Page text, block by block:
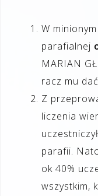
W
parafialnej
MARIAN
racz mu
Z
liczenia
parafii.
ok 40%
wszystkim,